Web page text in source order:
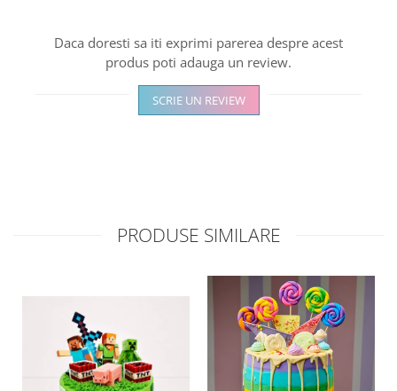
Daca doresti sa iti exprimi parerea despre acest
produs poti adauga un review.
SCRIE UN REVIEW
PRODUSE SIMILARE